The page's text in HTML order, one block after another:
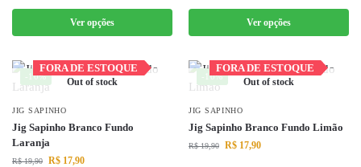
Ver opções Ver opções
FORA DE ESTOQUE
-10% Out of stock
FORA DE ESTOQUE
JIG SAPINHO
Jig Sapinho Branco Fundo
Laranja
R$19,90 R$ 17,90
FORA DE ESTOQUE
-10% Out of stock
FORA DE ESTOQUE
JIG SAPINHO
Jig Sapinho Branco Fundo Limão
R$19,90 R$ 17,90